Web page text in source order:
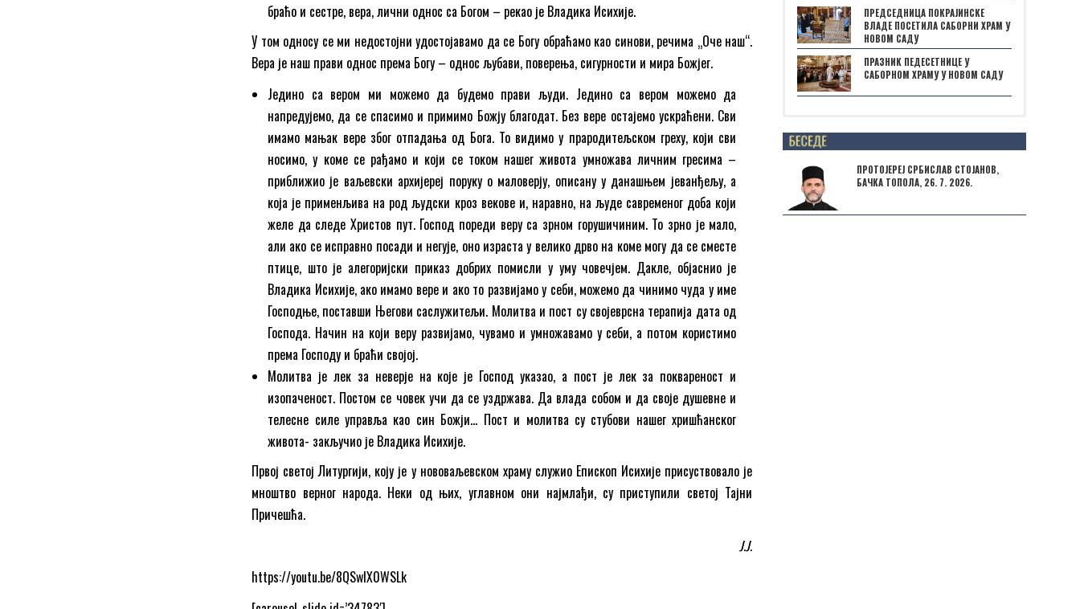
браћо и сестре, вера, лични однос са Богом – рекао је Владика Исихије.
У том односу се ми недостојни удостојавамо да се Богу обраћамо као синови, речима „Оче наш“.
Вера је наш прави однос према Богу – однос љубави, поверења, сигурности и мира Божјег.
Једино са вером ми можемо да будемо прави људи. Једино са вером можемо да
напредујемо, да се спасимо и примимо Божју благодат. Без вере остајемо ускраћени. Сви
имамо мањак вере због отпадања од Бога. То видимо у прародитељском греху, који сви
носимо, у коме се рађамо и који се током нашег живота умножава личним гресима –
приближио је ваљевски архијереј поруку о маловерју, описану у данашњем јеванђељу, а
која је применљива на род људски кроз векове и, наравно, на људе савременог доба који
желе да следе Христов пут. Господ пореди веру са зрном горушичиним. То зрно је мало,
али ако се исправно посади и негује, оно израста у велико дрво на коме могу да се сместе
птице, што је алегоријски приказ добрих помисли у уму човечјем. Дакле, објаснио је
Владика Исихије, ако имамо вере и ако то развијамо у себи, можемо да чинимо чуда у име
Господње, поставши Његови саслужитељи. Молитва и пост су својеврсна терапија дата од
Господа. Начин на који веру развијамо, чувамо и умножавамо у себи, а потом користимо
према Господу и браћи својој.
Молитва је лек за неверје на које је Господ указао, а пост је лек за поквареност и
изопаченост. Постом се човек учи да се уздржава. Да влада собом и да своје душевне и
телесне силе управља као син Божји… Пост и молитва су стубови нашег хришћанског
живота- закључио је Владика Исихије.
Првој светој Литургији, коју је у нововаљевском храму служио Епископ Исихије присуствовало је
мноштво верног народа. Неки од њих, углавном они најмлађи, су приступили светој Тајни
Причешћа.
J.J.
https://youtu.be/8QSwIX0WSLk
ПРЕДСЕДНИЦА ПОКРАЈИНСКЕ
ВЛАДЕ ПОСЕТИЛА САБОРНИ ХРАМ У
НОВОМ САДУ
ПРАЗНИК ПЕДЕСЕТНИЦЕ У
САБОРНОМ ХРАМУ У НОВОМ САДУ
Posts not found
ПРОТОЈЕРЕЈ СРБИСЛАВ СТОЈАНОВ,
БАЧКА ТОПОЛА, 26. 7. 2026.